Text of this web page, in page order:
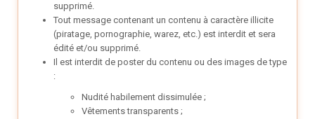
supprimé.
Tout message contenant un contenu à caractère illicite
(piratage, pornographie, warez, etc.) est interdit et sera
édité et/ou supprimé.
Il est interdit de poster du contenu ou des images de type
:
Nudité habilement dissimulée ;
Vêtements transparents ;